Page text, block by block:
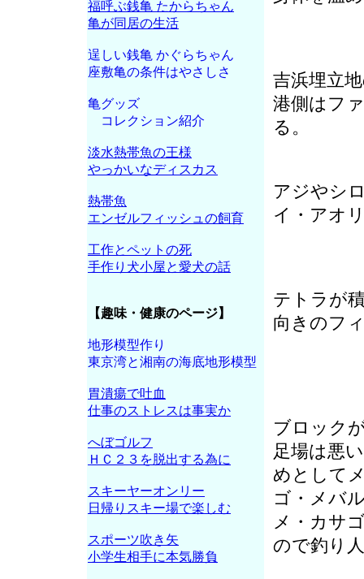
吉浜埋立
港側はフ
る。
アジやシ
イ・アオ
テトラが
向きのフ
ブロック
足場は悪
めとして
ゴ・メバ
メ・カサ
ので釣り
福呼ぶ銭亀 たからちゃん
亀が同居の生活
逞しい銭亀 かぐらちゃん
座敷亀の条件はやさしさ
亀グッズ
コレクション紹介
淡水熱帯魚の王様
やっかいなディスカス
熱帯魚
エンゼルフィッシュの飼育
工作とペットの死
手作り犬小屋と愛犬の話
【趣味・健康のページ】
地形模型作り
東京湾と湘南の海底地形模型
胃潰瘍で吐血
仕事のストレスは事実か
へぼゴルフ
ＨＣ２３を脱出する為に
スキーヤーオンリー
日帰りスキー場で楽しむ
スポーツ吹き矢
小学生相手に本気勝負